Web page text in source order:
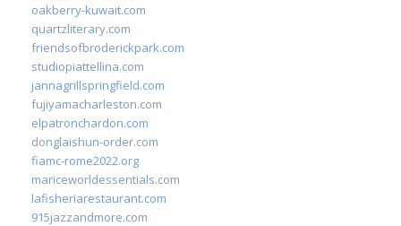
oakberry-kuwait.com
quartzliterary.com
friendsofbroderickpark.com
studiopiattellina.com
jannagrillspringfield.com
fujiyamacharleston.com
elpatronchardon.com
donglaishun-order.com
fiamc-rome2022.org
mariceworldessentials.com
lafisheriarestaurant.com
915jazzandmore.com